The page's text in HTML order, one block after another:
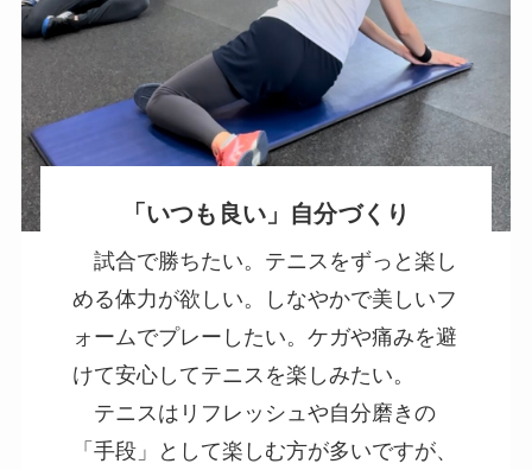
「いつも良い」自分づくり
試合で勝ちたい。テニスをずっと楽し
める体力が欲しい。しなやかで美しいフ
ォームでプレーしたい。ケガや痛みを避
けて安心してテニスを楽しみたい。
テニスはリフレッシュや自分磨きの
「手段」として楽しむ方が多いですが、